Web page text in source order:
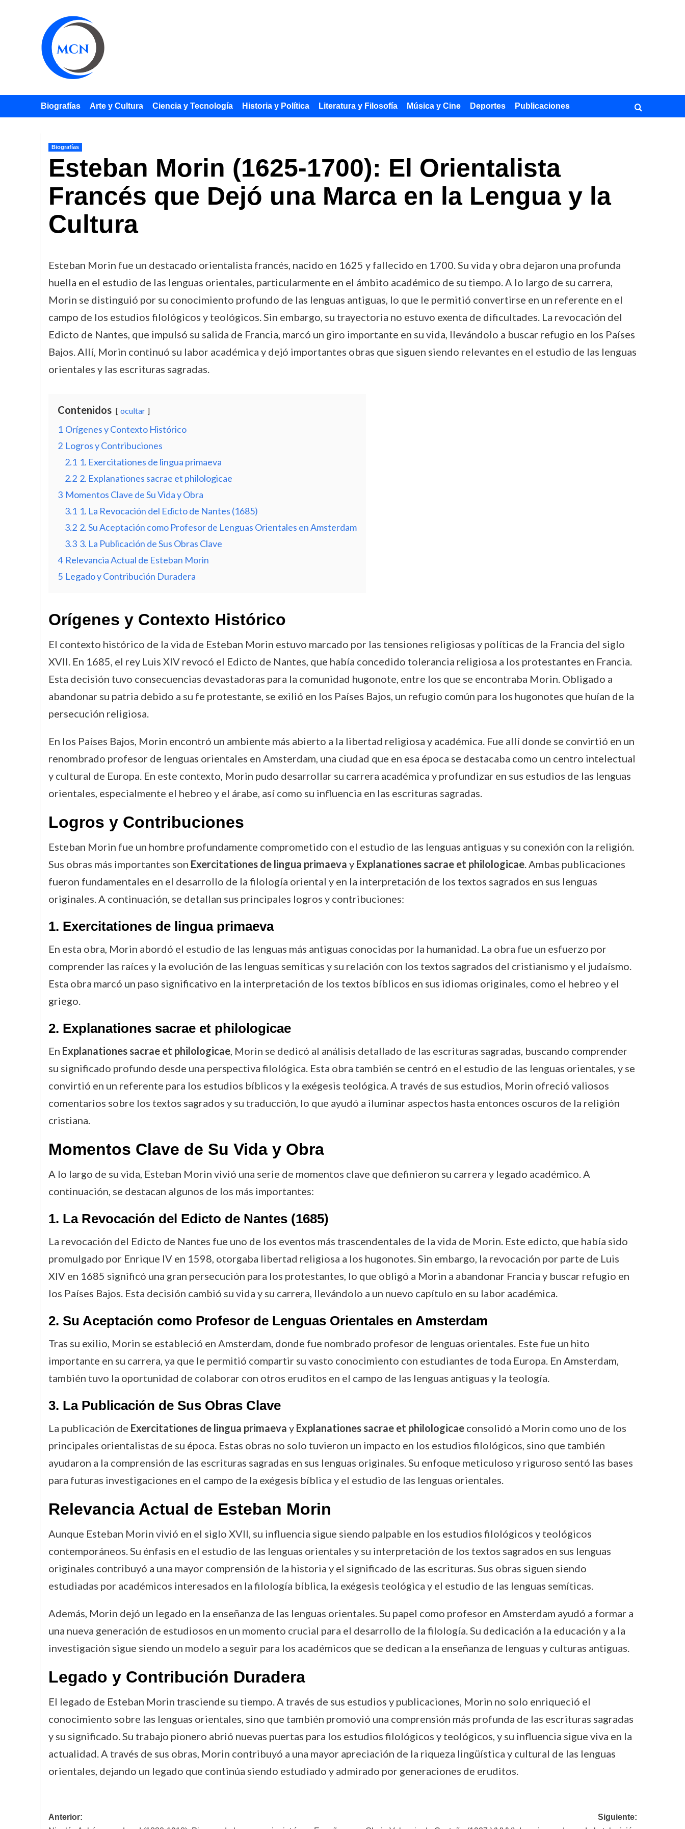
Biografías Arte y Cultura Ciencia y Tecnología Historia y Política Literatura y Filosofía Música y Cine Deportes Publicaciones
Biografías
Esteban Morin (1625-1700): El Orientalista
Francés que Dejó una Marca en la Lengua y la
Cultura
Esteban Morin fue un destacado orientalista francés, nacido en 1625 y fallecido en 1700. Su vida y obra dejaron una profunda
huella en el estudio de las lenguas orientales, particularmente en el ámbito académico de su tiempo. A lo largo de su carrera,
Morin se distinguió por su conocimiento profundo de las lenguas antiguas, lo que le permitió convertirse en un referente en el
campo de los estudios filológicos y teológicos. Sin embargo, su trayectoria no estuvo exenta de dificultades. La revocación del
Edicto de Nantes, que impulsó su salida de Francia, marcó un giro importante en su vida, llevándolo a buscar refugio en los Países
Bajos. Allí, Morin continuó su labor académica y dejó importantes obras que siguen siendo relevantes en el estudio de las lenguas
orientales y las escrituras sagradas.
Contenidos ocultar
1 Orígenes y Contexto Histórico
2 Logros y Contribuciones
2.1 1. Exercitationes de lingua primaeva
2.2 2. Explanationes sacrae et philologicae
3 Momentos Clave de Su Vida y Obra
3.1 1. La Revocación del Edicto de Nantes (1685)
3.2 2. Su Aceptación como Profesor de Lenguas Orientales en Amsterdam
3.3 3. La Publicación de Sus Obras Clave
4 Relevancia Actual de Esteban Morin
5 Legado y Contribución Duradera
Orígenes y Contexto Histórico
El contexto histórico de la vida de Esteban Morin estuvo marcado por las tensiones religiosas y políticas de la Francia del siglo
XVII. En 1685, el rey Luis XIV revocó el Edicto de Nantes, que había concedido tolerancia religiosa a los protestantes en Francia.
Esta decisión tuvo consecuencias devastadoras para la comunidad hugonote, entre los que se encontraba Morin. Obligado a
abandonar su patria debido a su fe protestante, se exilió en los Países Bajos, un refugio común para los hugonotes que huían de la
persecución religiosa.
En los Países Bajos, Morin encontró un ambiente más abierto a la libertad religiosa y académica. Fue allí donde se convirtió en un
renombrado profesor de lenguas orientales en Amsterdam, una ciudad que en esa época se destacaba como un centro intelectual
y cultural de Europa. En este contexto, Morin pudo desarrollar su carrera académica y profundizar en sus estudios de las lenguas
orientales, especialmente el hebreo y el árabe, así como su influencia en las escrituras sagradas.
Logros y Contribuciones
Esteban Morin fue un hombre profundamente comprometido con el estudio de las lenguas antiguas y su conexión con la religión.
Sus obras más importantes son Exercitationes de lingua primaeva y Explanationes sacrae et philologicae. Ambas publicaciones
fueron fundamentales en el desarrollo de la filología oriental y en la interpretación de los textos sagrados en sus lenguas
originales. A continuación, se detallan sus principales logros y contribuciones:
1. Exercitationes de lingua primaeva
En esta obra, Morin abordó el estudio de las lenguas más antiguas conocidas por la humanidad. La obra fue un esfuerzo por
comprender las raíces y la evolución de las lenguas semíticas y su relación con los textos sagrados del cristianismo y el judaísmo.
Esta obra marcó un paso significativo en la interpretación de los textos bíblicos en sus idiomas originales, como el hebreo y el
griego.
2. Explanationes sacrae et philologicae
En Explanationes sacrae et philologicae, Morin se dedicó al análisis detallado de las escrituras sagradas, buscando comprender
su significado profundo desde una perspectiva filológica. Esta obra también se centró en el estudio de las lenguas orientales, y se
convirtió en un referente para los estudios bíblicos y la exégesis teológica. A través de sus estudios, Morin ofreció valiosos
comentarios sobre los textos sagrados y su traducción, lo que ayudó a iluminar aspectos hasta entonces oscuros de la religión
cristiana.
Momentos Clave de Su Vida y Obra
A lo largo de su vida, Esteban Morin vivió una serie de momentos clave que definieron su carrera y legado académico. A
continuación, se destacan algunos de los más importantes:
1. La Revocación del Edicto de Nantes (1685)
La revocación del Edicto de Nantes fue uno de los eventos más trascendentales de la vida de Morin. Este edicto, que había sido
promulgado por Enrique IV en 1598, otorgaba libertad religiosa a los hugonotes. Sin embargo, la revocación por parte de Luis
XIV en 1685 significó una gran persecución para los protestantes, lo que obligó a Morin a abandonar Francia y buscar refugio en
los Países Bajos. Esta decisión cambió su vida y su carrera, llevándolo a un nuevo capítulo en su labor académica.
2. Su Aceptación como Profesor de Lenguas Orientales en Amsterdam
Tras su exilio, Morin se estableció en Amsterdam, donde fue nombrado profesor de lenguas orientales. Este fue un hito
importante en su carrera, ya que le permitió compartir su vasto conocimiento con estudiantes de toda Europa. En Amsterdam,
también tuvo la oportunidad de colaborar con otros eruditos en el campo de las lenguas antiguas y la teología.
3. La Publicación de Sus Obras Clave
La publicación de Exercitationes de lingua primaeva y Explanationes sacrae et philologicaeconsolidó a Morin como uno de los
principales orientalistas de su época. Estas obras no solo tuvieron un impacto en los estudios filológicos, sino que también
ayudaron a la comprensión de las escrituras sagradas en sus lenguas originales. Su enfoque meticuloso y riguroso sentó las bases
para futuras investigaciones en el campo de la exégesis bíblica y el estudio de las lenguas orientales.
Relevancia Actual de Esteban Morin
Aunque Esteban Morin vivió en el siglo XVII, su influencia sigue siendo palpable en los estudios filológicos y teológicos
contemporáneos. Su énfasis en el estudio de las lenguas orientales y su interpretación de los textos sagrados en sus lenguas
originales contribuyó a una mayor comprensión de la historia y el significado de las escrituras. Sus obras siguen siendo
estudiadas por académicos interesados en la filología bíblica, la exégesis teológica y el estudio de las lenguas semíticas.
Además, Morin dejó un legado en la enseñanza de las lenguas orientales. Su papel como profesor en Amsterdam ayudó a formar a
una nueva generación de estudiosos en un momento crucial para el desarrollo de la filología. Su dedicación a la educación y a la
investigación sigue siendo un modelo a seguir para los académicos que se dedican a la enseñanza de lenguas y culturas antiguas.
Legado y Contribución Duradera
El legado de Esteban Morin trasciende su tiempo. A través de sus estudios y publicaciones, Morin no solo enriqueció el
conocimiento sobre las lenguas orientales, sino que también promovió una comprensión más profunda de las escrituras sagradas
y su significado. Su trabajo pionero abrió nuevas puertas para los estudios filológicos y teológicos, y su influencia sigue viva en la
actualidad. A través de sus obras, Morin contribuyó a una mayor apreciación de la riqueza lingüística y cultural de las lenguas
orientales, dejando un legado que continúa siendo estudiado y admirado por generaciones de eruditos.
Navegación
Anterior:
Siguiente: